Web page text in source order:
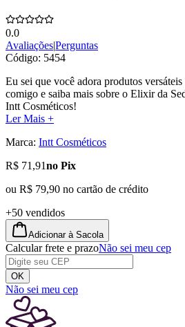
0.0
Avaliações|Perguntas
Código: 5454
Eu sei que você adora produtos
comigo e saiba mais sobre o Elixir da
Intt Cosméticos!
Ler Mais +
Marca: Intt Cosméticos
R$ 71,91no Pix
ou R$ 79,90 no cartão de crédito
+50 vendidos
Adicionar à Sacola
Calcular frete e prazoNão sei meu cep
OK
Não sei meu cep